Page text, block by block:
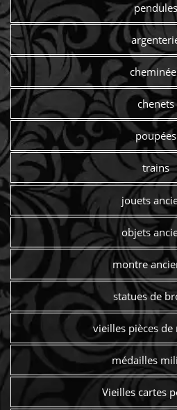
pendules
chenets
poupées
trains
jouets
objets
montre
statues de
vieilles pièces
médailles
Vieilles cartes